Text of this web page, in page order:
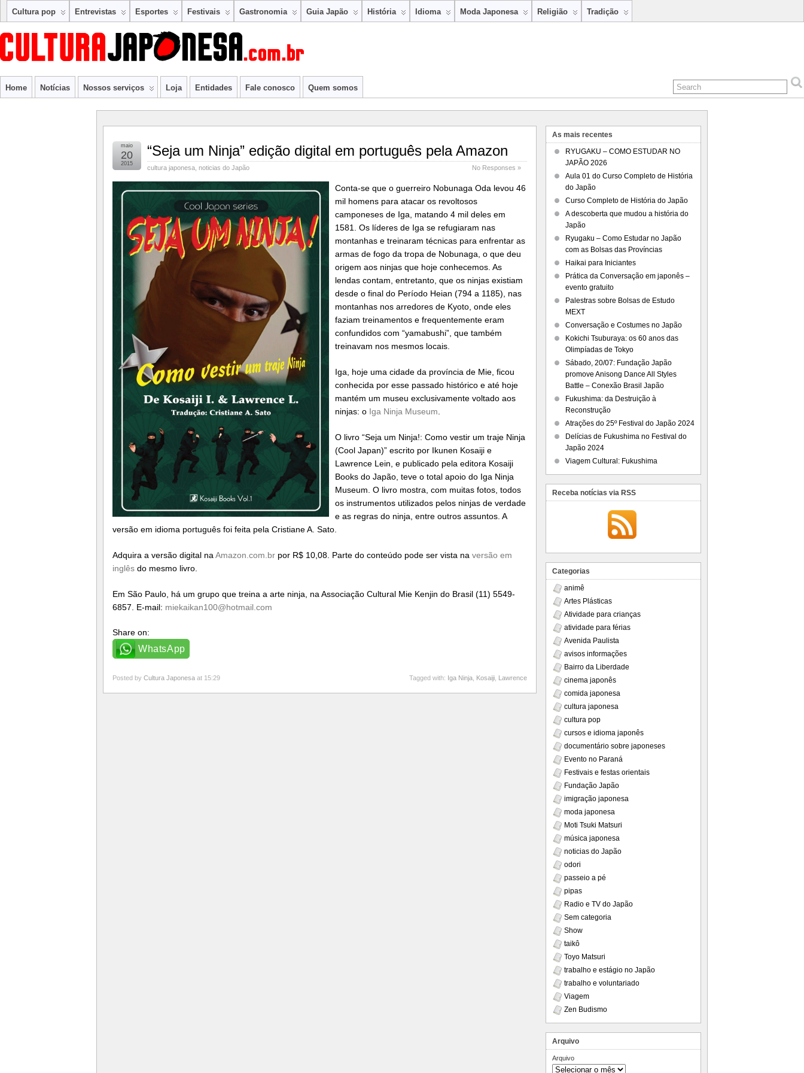
Cultura pop Entrevistas Esportes Festivais Gastronomia Guia Japão História Idioma Moda Japonesa Religião Tradição
Home Notícias Nossos serviços Loja Entidades Fale conosco Quem somos
“Seja um Ninja” edição digital em português pela Amazon
cultura japonesa noticias do Japão No Responses »
maio
20
2015
Conta-se que o guerreiro Nobunaga Oda levou 46
mil homens para atacar os revoltosos
camponeses de Iga, matando 4 mil deles em
1581. Os líderes de Iga se refugiaram nas
montanhas e treinaram técnicas para enfrentar as
armas de fogo da tropa de Nobunaga, o que deu
origem aos ninjas que hoje conhecemos. As
lendas contam, entretanto, que os ninjas existiam
desde o final do Período Heian (794 a 1185), nas
montanhas nos arredores de Kyoto, onde eles
faziam treinamentos e frequentemente eram
confundidos com “yamabushi”, que também
treinavam nos mesmos locais.
Iga, hoje uma cidade da província de Mie, ficou
conhecida por esse passado histórico e até hoje
mantém um museu exclusivamente voltado aos
ninjas: o Iga Ninja Museum
O livro “Seja um Ninja!: Como vestir um traje Ninja
(Cool Japan)” escrito por Ikunen Kosaiji e
Lawrence Lein, e publicado pela editora Kosaiji
Books do Japão, teve o total apoio do Iga Ninja
Museum. O livro mostra, com muitas fotos, todos
os instrumentos utilizados pelos ninjas de verdade
e as regras do ninja, entre outros assuntos. A
versão em idioma português foi feita pela Cristiane A. Sato.
Adquira a versão digital na Amazon.com.br por R$ 10,08. Parte do conteúdo pode ser vista na versão em
inglês do mesmo livro.
Em São Paulo, há um grupo que treina a arte ninja, na Associação Cultural Mie Kenjin do Brasil (11) 5549-
6857. E-mail: miekaikan100@hotmail.com
Share on:
WhatsApp
Posted by Cultura Japonesa at 15:29 Tagged with: Iga Ninja Kosaiji Lawrence
As mais recentes
RYUGAKU – COMO ESTUDAR NO
JAPÃO 2026
Aula 01 do Curso Completo de História
do Japão
Curso Completo de História do Japão
A descoberta que mudou a história do
Japão
Ryugaku – Como Estudar no Japão
com as Bolsas das Províncias
Haikai para Iniciantes
Prática da Conversação em japonês –
evento gratuito
Palestras sobre Bolsas de Estudo
MEXT
Conversação e Costumes no Japão
Kokichi Tsuburaya: os 60 anos das
Olimpíadas de Tokyo
Sábado, 20/07: Fundação Japão
promove Anisong Dance All Styles
Battle – Conexão Brasil Japão
Fukushima: da Destruição à
Reconstrução
Atrações do 25º Festival do Japão 2024
Delícias de Fukushima no Festival do
Japão 2024
Viagem Cultural: Fukushima
Receba notícias via RSS
Categorias
animê
Artes Plásticas
Atividade para crianças
atividade para férias
Avenida Paulista
avisos informações
Bairro da Liberdade
cinema japonês
comida japonesa
cultura japonesa
cultura pop
cursos e idioma japonês
documentário sobre japoneses
Evento no Paraná
Festivais e festas orientais
Fundação Japão
imigração japonesa
moda japonesa
Moti Tsuki Matsuri
música japonesa
noticias do Japão
odori
passeio a pé
pipas
Radio e TV do Japão
Sem categoria
Show
taikô
Toyo Matsuri
trabalho e estágio no Japão
trabalho e voluntariado
Viagem
Zen Budismo
Arquivo
Arquivo